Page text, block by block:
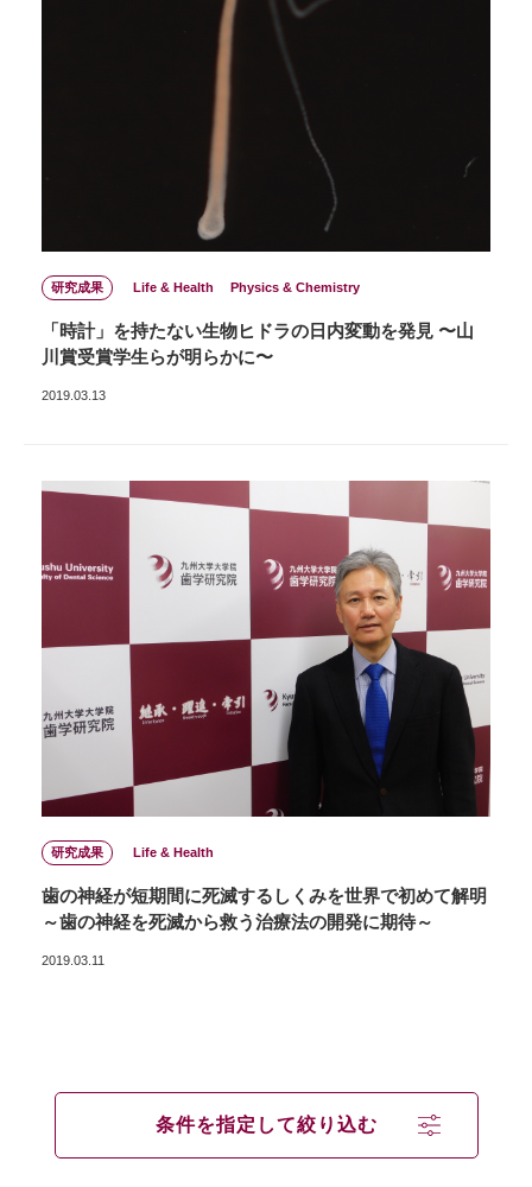
研究成果 Life & Health Physics & Chemistry
「時計」を持たない生物ヒドラの日内変動を発見 〜山
川賞受賞学生らが明らかに〜
2019.03.13
研究成果 Life & Health
歯の神経が短期間に死滅するしくみを世界で初めて解明
～歯の神経を死滅から救う治療法の開発に期待～
2019.03.11
条件を指定して絞り込む